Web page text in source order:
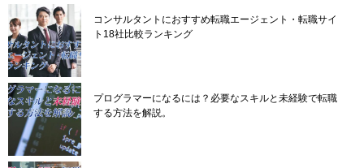
コンサルタントにおすすめ転職エージェント・転職サイ
ト18社比較ランキング
プログラマーになるには？必要なスキルと未経験で転職
する方法を解説。